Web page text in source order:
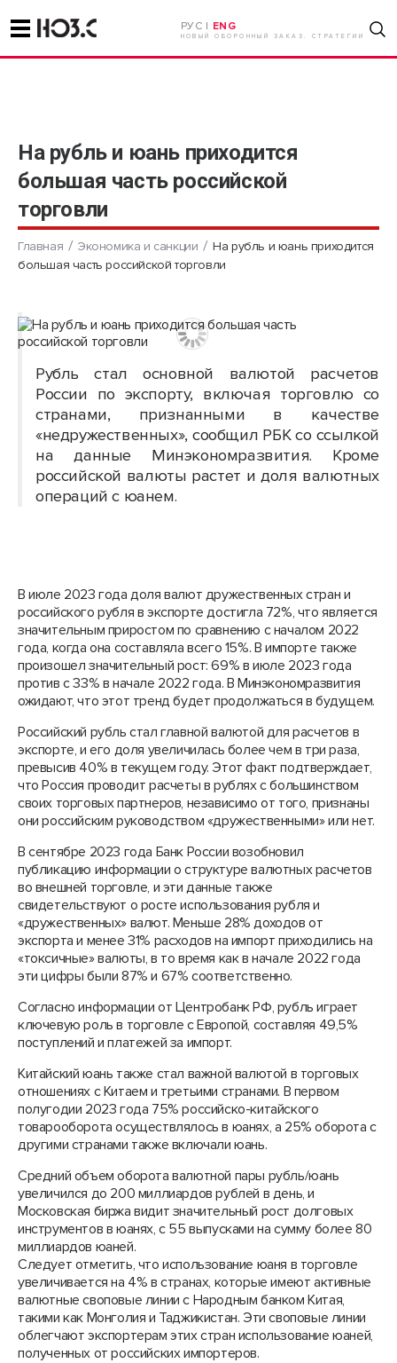
РУС | ENG
НОВЫЙ ОБОРОННЫЙ ЗАКАЗ. СТРАТЕГИИ
На рубль и юань приходится
большая часть российской
торговли
Главная Экономика и санкции
На рубль и юань приходится
большая часть российской торговли
Рубль стал основной валютой расчетов
России по экспорту, включая торговлю со
странами, признанными в качестве
«недружественных», сообщил РБК со ссылкой
на данные Минэкономразвития. Кроме
российской валюты растет и доля валютных
операций с юанем.
В июле 2023 года доля валют дружественных стран и
российского рубля в экспорте достигла 72%, что является
значительным приростом по сравнению с началом 2022
года, когда она составляла всего 15%. В импорте также
произошел значительный рост: 69% в июле 2023 года
против с 33% в начале 2022 года. В Минэкономразвития
ожидают, что этот тренд будет продолжаться в будущем.
Российский рубль стал главной валютой для расчетов в
экспорте, и его доля увеличилась более чем в три раза,
превысив 40% в текущем году. Этот факт подтверждает,
что Россия проводит расчеты в рублях с большинством
своих торговых партнеров, независимо от того, признаны
они российским руководством «дружественными» или нет.
В сентябре 2023 года Банк России возобновил
публикацию информации о структуре валютных расчетов
во внешней торговле, и эти данные также
свидетельствуют о росте использования рубля и
«дружественных» валют. Меньше 28% доходов от
экспорта и менее 31% расходов на импорт приходились на
«токсичные» валюты, в то время как в начале 2022 года
эти цифры были 87% и 67% соответственно.
Согласно информации от Центробанк РФ, рубль играет
ключевую роль в торговле с Европой, составляя 49,5%
поступлений и платежей за импорт.
Китайский юань также стал важной валютой в торговых
отношениях с Китаем и третьими странами. В первом
полугодии 2023 года 75% российско-китайского
товарооборота осуществлялось в юанях, а 25% оборота с
другими странами также включали юань.
Средний объем оборота валютной пары рубль/юань
увеличился до 200 миллиардов рублей в день, и
Московская биржа видит значительный рост долговых
инструментов в юанях, с 55 выпусками на сумму более 80
миллиардов юаней.
Следует отметить, что использование юаня в торговле
увеличивается на 4% в странах, которые имеют активные
валютные своповые линии с Народным банком Китая,
такими как Монголия и Таджикистан. Эти своповые линии
облегчают экспортерам этих стран использование юаней,
полученных от российских импортеров.